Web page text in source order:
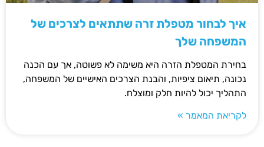
איך לבחור מטפלת זרה שתתאים לצרכים של
המשפחה שלך
בחירת המטפלת הזרה היא משימה לא פשוטה, אך עם הכנה
נכונה, תיאום ציפיות, והבנת הצרכים האישיים של המשפחה,
התהליך יכול להיות חלק ומוצלח.
לקריאת המאמר »